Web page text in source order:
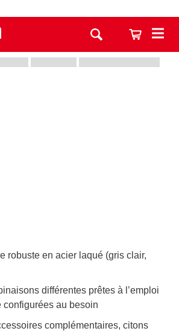
robuste en acier laqué (gris clair,
différentes prêtes à l’emploi
configurées au besoin
complémentaires, citons